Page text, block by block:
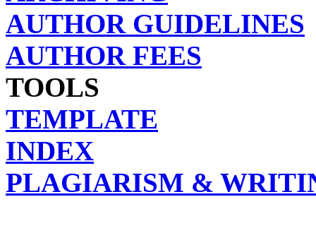
AUTHOR GUIDELINES
AUTHOR FEES
TOOLS
TEMPLATE
INDEX
PLAGIARISM &